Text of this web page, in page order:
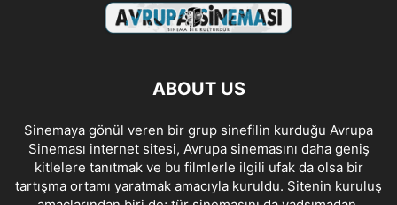
ABOUT US
Sinemaya gönül veren bir grup sinefilin kurduğu Avrupa
Sineması internet sitesi, Avrupa sinemasını daha geniş
kitlelere tanıtmak ve bu filmlerle ilgili ufak da olsa bir
tartışma ortamı yaratmak amacıyla kuruldu. Sitenin kuruluş